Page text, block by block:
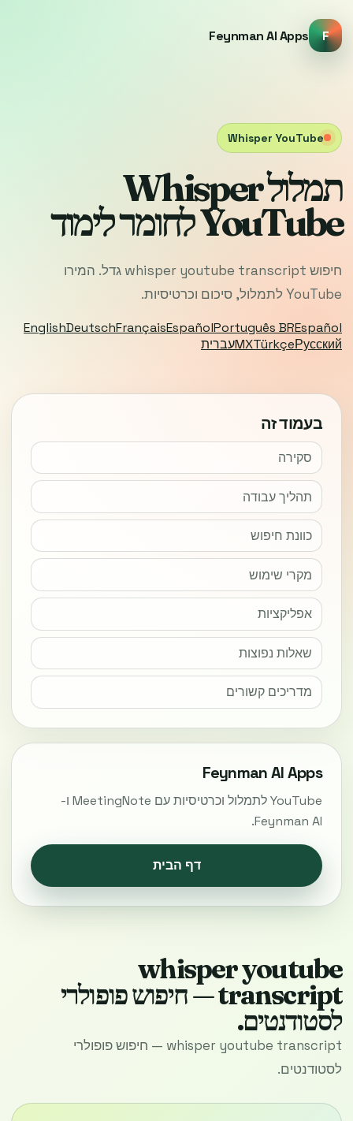
F
Feynman AI Apps
Whisper YouTube
תמלול Whisper
YouTube לחומר לימוד
חיפוש whisper youtube transcript גדל. המירו
YouTube לתמלול, סיכום וכרטיסיות.
EnglishDeutschFrançaisEspañolPortuguês BREspañol
MXTürkçeРусский עברית
whisper youtube
transcript — חיפוש פופולרי
לסטודנטים.
whisper youtube transcript — חיפוש פופולרי
לסטודנטים.
בעמוד זה
סקירה
תהליך עבודה
כוונת חיפוש
מקרי שימוש
אפליקציות
שאלות נפוצות
מדריכים קשורים
Feynman AI Apps
YouTube לתמלול וכרטיסיות עם MeetingNote ו-
Feynman AI.
דף הבית